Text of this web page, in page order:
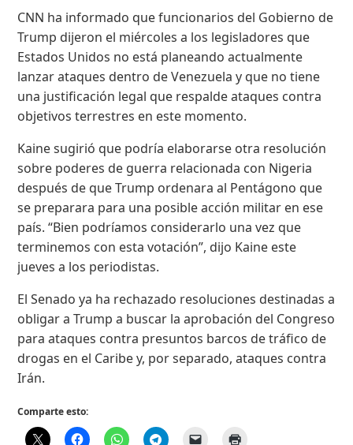
CNN ha informado que funcionarios del Gobierno de
Trump dijeron el miércoles a los legisladores que
Estados Unidos no está planeando actualmente
lanzar ataques dentro de Venezuela y que no tiene
una justificación legal que respalde ataques contra
objetivos terrestres en este momento.
Kaine sugirió que podría elaborarse otra resolución
sobre poderes de guerra relacionada con Nigeria
después de que Trump ordenara al Pentágono que
se preparara para una posible acción militar en ese
país. “Bien podríamos considerarlo una vez que
terminemos con esta votación”, dijo Kaine este
jueves a los periodistas.
El Senado ya ha rechazado resoluciones destinadas a
obligar a Trump a buscar la aprobación del Congreso
para ataques contra presuntos barcos de tráfico de
drogas en el Caribe y, por separado, ataques contra
Irán.
Comparte esto: